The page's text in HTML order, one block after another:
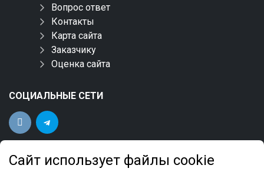
Вопрос ответ
Контакты
Карта сайта
Заказчику
Оценка сайта
СОЦИАЛЬНЫЕ СЕТИ
Сайт использует файлы cookie